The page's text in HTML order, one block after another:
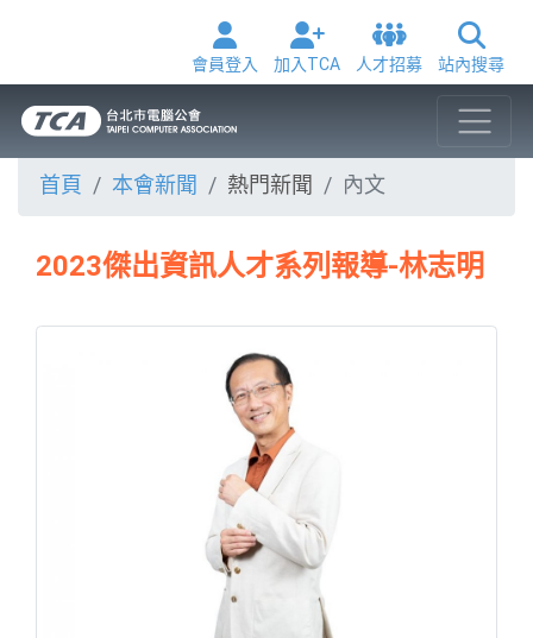
會員登入 加入TCA 人才招募 站內搜尋
首頁 本會新聞 熱門新聞 內文
2023傑出資訊人才系列報導-林志明